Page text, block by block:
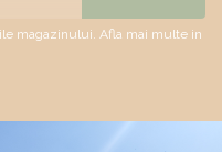
magazinului. Afla mai multe in